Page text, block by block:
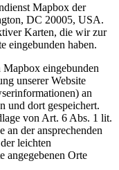
Mapbox der
DC 20005, USA.
Karten, die wir zur
eingebunden haben.
eingebunden
unserer Website
an
und dort gespeichert.
von Art. 6 Abs. 1 lit.
der ansprechenden
leichten
angegebenen Orte